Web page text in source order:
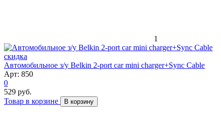
1
скидка
Автомобильное з/у Belkin 2-port car mini charger+Sync Cable
Арт: 850
0
529 руб.
Товар в корзине
В корзину